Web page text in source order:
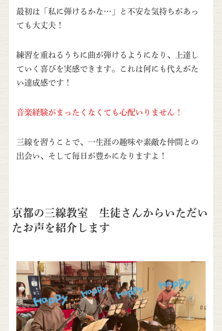
最初は「私に弾けるかな…」と不安な気持ちがあっ
ても大丈夫！
練習を重ねるうちに曲が弾けるようになり、上達し
ていく喜びを実感できます。これは何にも代えがた
い達成感です！
音楽経験がまったくなくても心配いりません！
三線を習うことで、一生涯の趣味や素敵な仲間との
出会い、そして毎日が豊かになりますよ！
京都の三線教室 生徒さんからいただい
たお声を紹介します